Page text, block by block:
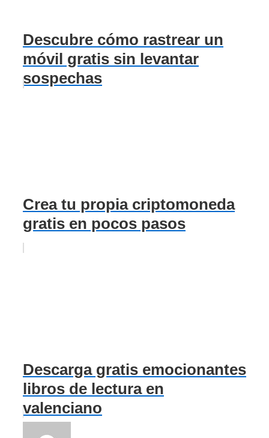
Descubre cómo rastrear un
móvil gratis sin levantar
sospechas
Crea tu propia criptomoneda
gratis en pocos pasos
Descarga gratis emocionantes
libros de lectura en
valenciano